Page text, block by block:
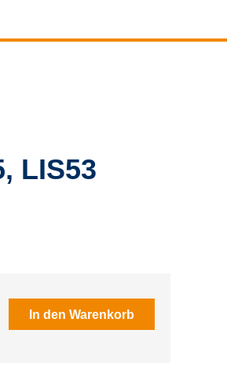
LIS53
In den Warenkorb